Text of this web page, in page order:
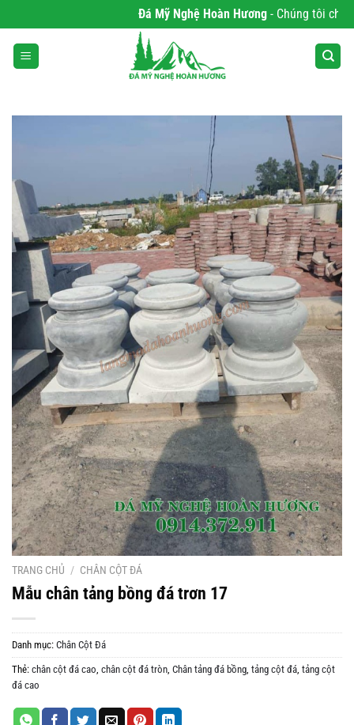
qua
nội
dung
Đá Mỹ Nghệ Hoàn Hương- Chúng tôi
TRANG CHỦ / CHÂN CỘT ĐÁ
Mẫu chân tảng bồng đá trơn 17
Danh mục: Chân Cột Đá
Thẻ: chân cột đá cao, chân cột đá tròn, Chân tảng đá bồng, tảng cột đá, tảng cột
đá cao